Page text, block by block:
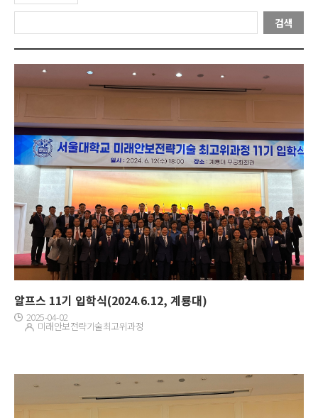
검색
알프스 11기 입학식(2024.6.12, 계룡대)
2025-04-02
미래안보전략기술최고위과정